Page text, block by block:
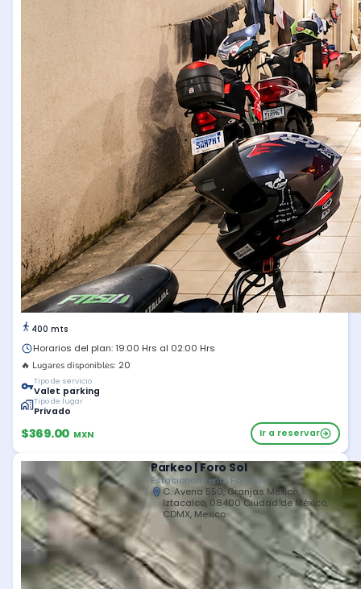
400 mts
Horarios del plan: 19:00 Hrs al 02:00 Hrs
🔥 Lugares disponibles: 20
Tipo de servicio
Valet parking
Tipo de lugar
Privado
$369.00 MXN Ir a reservar
Parkeo | Foro Sol
Estacionamiento Foro Sol
C. Avena 550, Granjas México,
Iztacalco, 08400 Ciudad de México,
CDMX, Mexico